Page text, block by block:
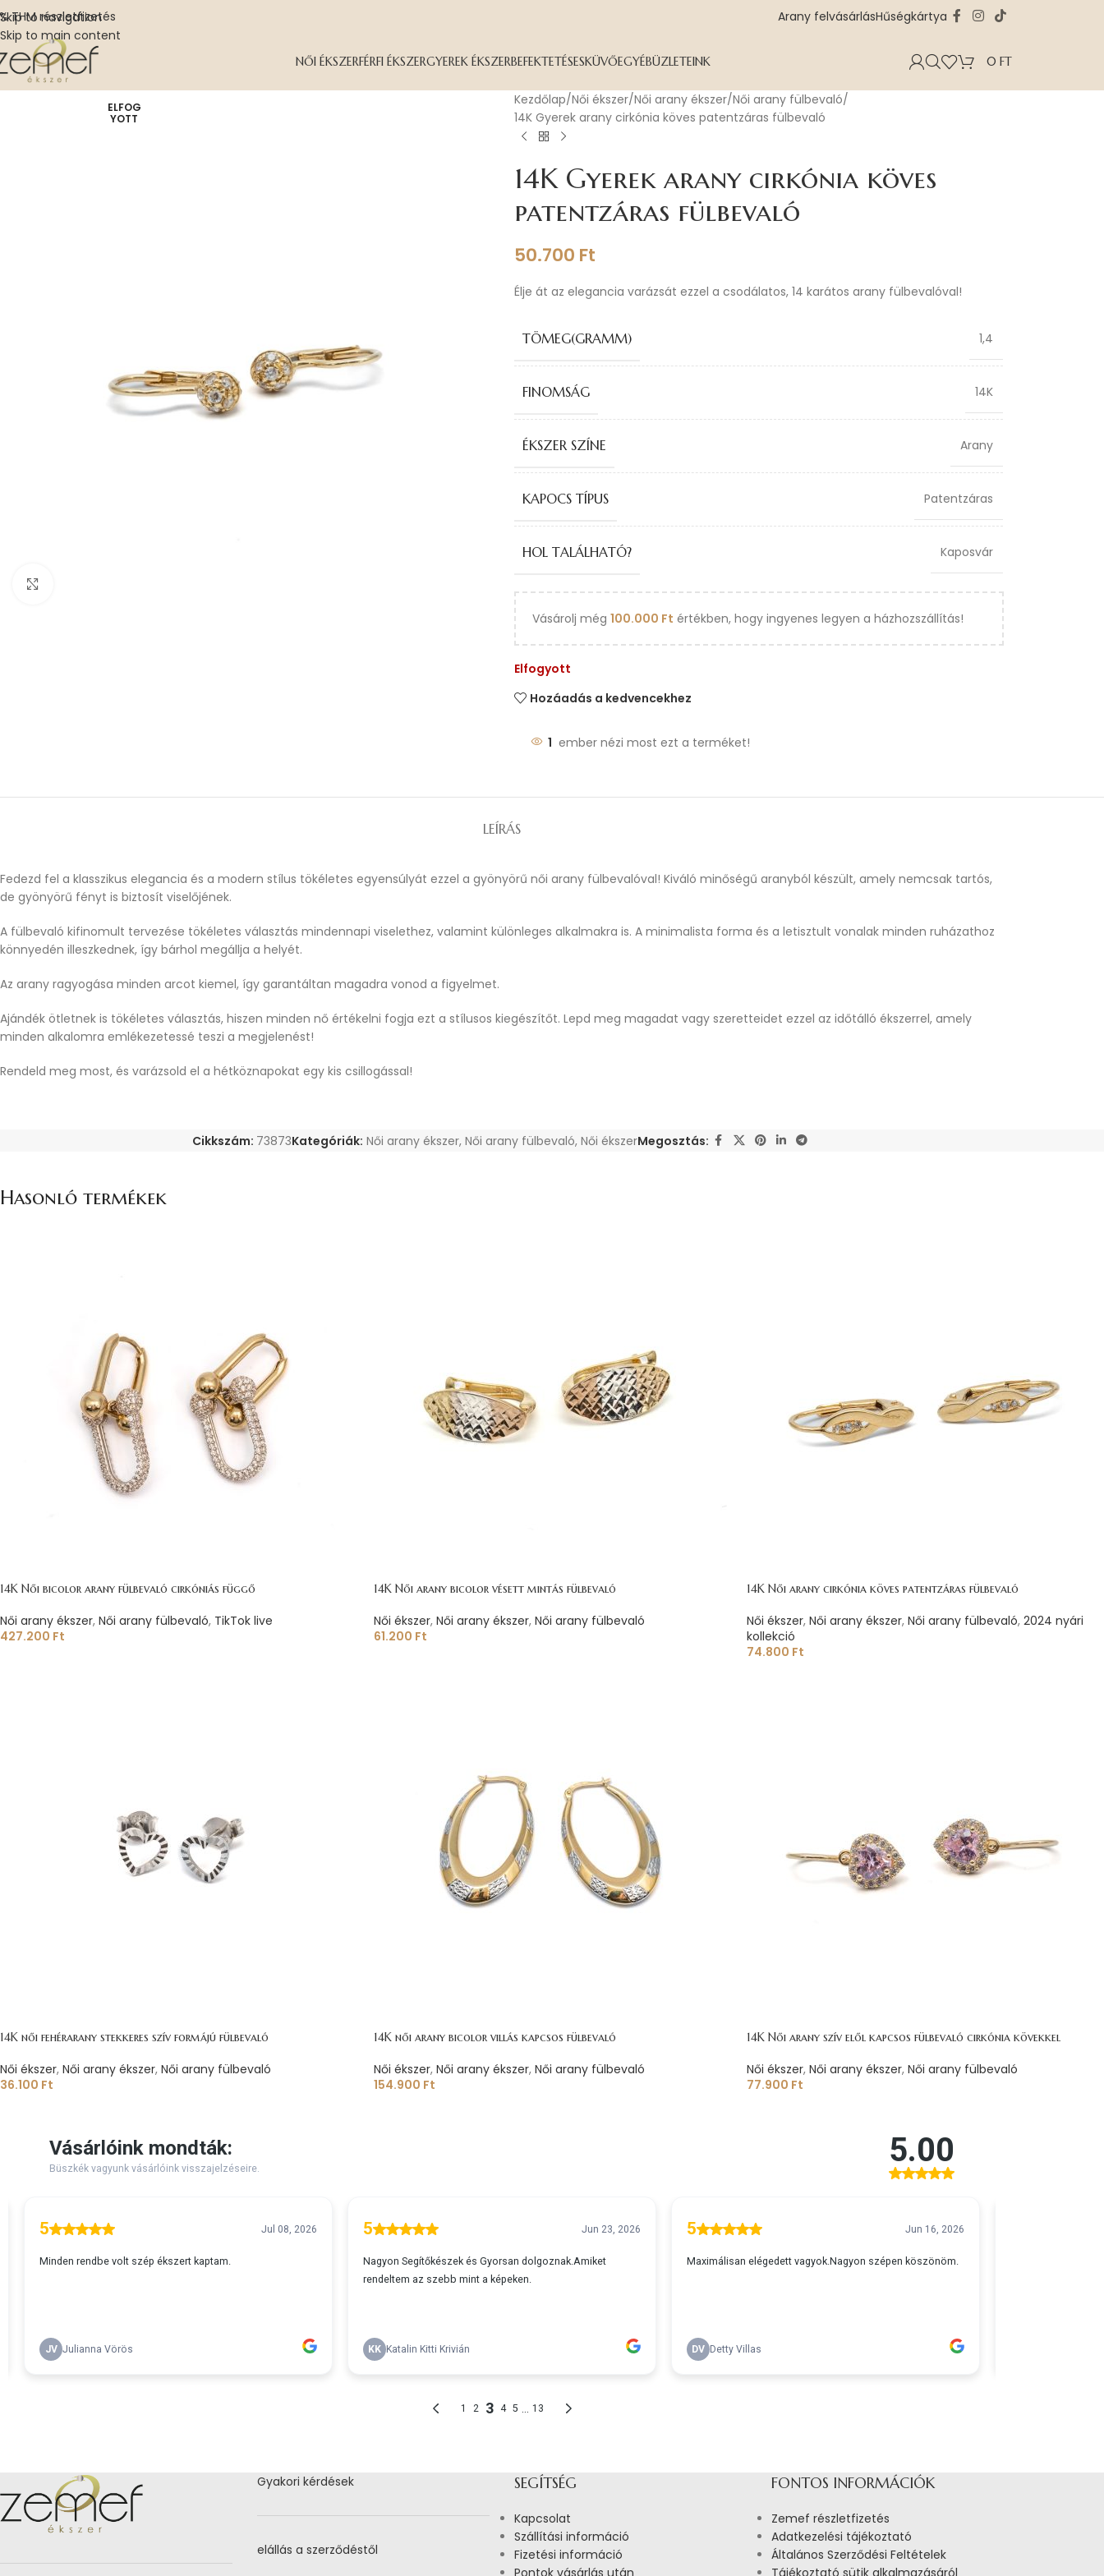
Skip to navigation
Skip to main content
THM részletfizetés Arany felvásárlásHűségkártya
NŐI ÉKSZERFÉRFI ÉKSZERGYEREK ÉKSZERBEFEKTETÉSESKÜVŐEGYÉBÜZLETEINK 0 FT
ELFOG
YOTT
Kezdőlap Női ékszer Női arany ékszer Női arany fülbevaló
14K Gyerek arany cirkónia köves patentzáras fülbevaló
14K Gyerek arany cirkónia köves
patentzáras fülbevaló
50.700 Ft
Élje át az elegancia varázsát ezzel a csodálatos, 14 karátos arany fülbevalóval!
TÖMEG(GRAMM) 1,4
FINOMSÁG 14K
ÉKSZER SZÍNE Arany
KAPOCS TÍPUS Patentzáras
HOL TALÁLHATÓ? Kaposvár
Vásárolj még 100.000 Ft értékben, hogy ingyenes legyen a házhozszállítás!
Elfogyott
Hozáadás a kedvencekhez
1 ember nézi most ezt a terméket!
LEÍRÁS
Fedezd fel a klasszikus elegancia és a modern stílus tökéletes egyensúlyát ezzel a gyönyörű női arany fülbevalóval! Kiváló minőségű aranyból készült, amely nemcsak tartós,
de gyönyörű fényt is biztosít viselőjének.
A fülbevaló kifinomult tervezése tökéletes választás mindennapi viselethez, valamint különleges alkalmakra is. A minimalista forma és a letisztult vonalak minden ruházathoz
könnyedén illeszkednek, így bárhol megállja a helyét.
Az arany ragyogása minden arcot kiemel, így garantáltan magadra vonod a figyelmet.
Ajándék ötletnek is tökéletes választás, hiszen minden nő értékelni fogja ezt a stílusos kiegészítőt. Lepd meg magadat vagy szeretteidet ezzel az időtálló ékszerrel, amely
minden alkalomra emlékezetessé teszi a megjelenést!
Rendeld meg most, és varázsold el a hétköznapokat egy kis csillogással!
Cikkszám: 73873Kategóriák: Női arany ékszer, Női arany fülbevaló, Női ékszerMegosztás:
Hasonló termékek
14K Női bicolor arany fülbevaló cirkóniás függő
Női arany ékszer, Női arany fülbevaló, TikTok live
427.200 Ft
14K Női arany bicolor vésett mintás fülbevaló
Női ékszer, Női arany ékszer, Női arany fülbevaló
61.200 Ft
14K Női arany cirkónia köves patentzáras fülbevaló
Női ékszer, Női arany ékszer, Női arany fülbevaló, 2024 nyári
kollekció
74.800 Ft
14K női fehérarany stekkeres szív formájú fülbevaló
Női ékszer, Női arany ékszer, Női arany fülbevaló
36.100 Ft
14K női arany bicolor villás kapcsos fülbevaló
Női ékszer, Női arany ékszer, Női arany fülbevaló
154.900 Ft
14K Női arany szív elől kapcsos fülbevaló cirkónia kövekkel
Női ékszer, Női arany ékszer, Női arany fülbevaló
77.900 Ft
Gyakori kérdések
elállás a szerződéstől
SEGÍTSÉG
Kapcsolat
Szállítási információ
Fizetési információ
Pontok vásárlás után
FONTOS INFORMÁCIÓK
Zemef részletfizetés
Adatkezelési tájékoztató
Általános Szerződési Feltételek
Tájékoztató sütik alkalmazásáról